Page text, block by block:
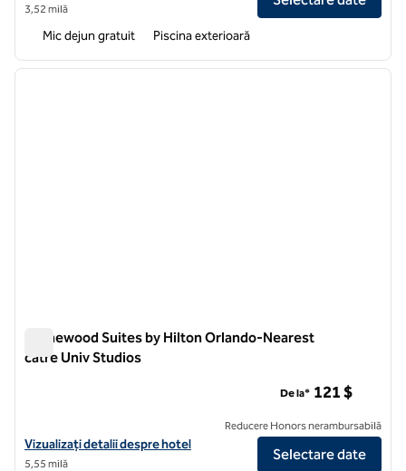
3,52 milă
Mic dejun gratuit Piscina exterioară
1 din 11
Homewood Suites by Hilton Orlando-Nearest
către Univ Studios
Vizualizați detaliile hotelului pentru Homewood Suites by Hilton
Vizualizați detalii despre hotel
5,55 milă
De la* 121 $
Reducere Honors nerambursabilă
Selectare date